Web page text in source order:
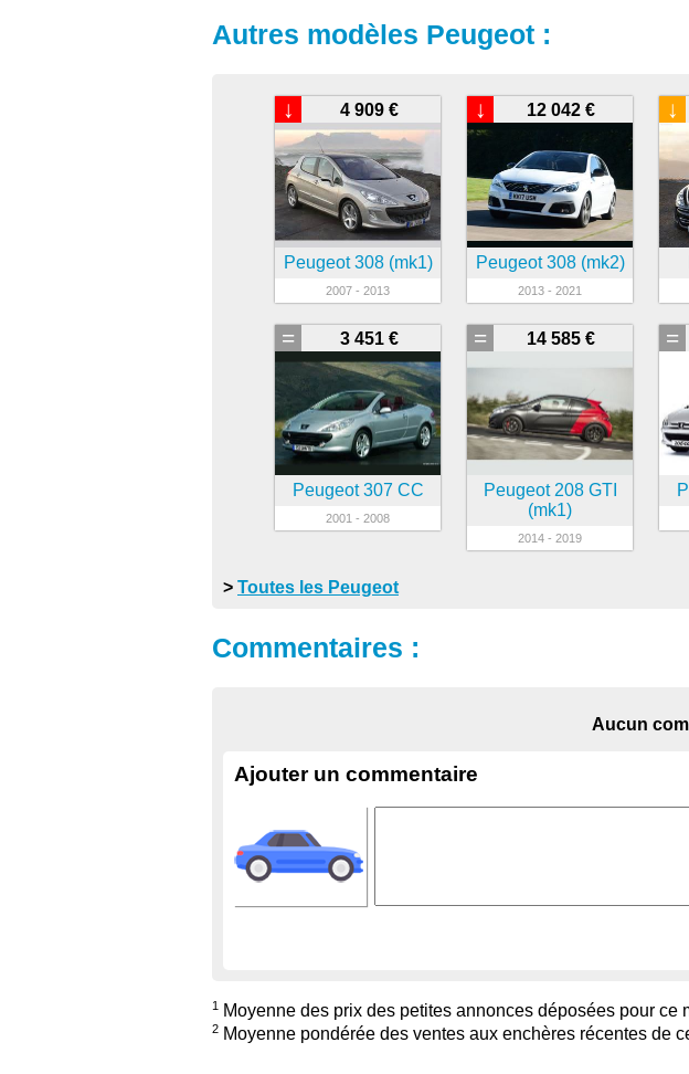
Autres modèles Peugeot :
4 909 €
↓
Peugeot 308 (mk1)
2007 - 2013
12 042 €
↓
Peugeot 308 (mk2)
2013 - 2021
↓
3 451 €
=
Peugeot 307 CC
2001 - 2008
14 585 €
=
Peugeot 208 GTI
(mk1)
2014 - 2019
=
> Toutes les Peugeot
Commentaires :
Aucun
Ajouter un commentaire
1 Moyenne des prix des petites annonces déposées pour
2 Moyenne pondérée des ventes aux enchères récentes de